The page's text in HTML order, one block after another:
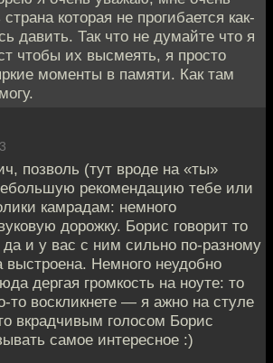
которая не прогибается как-
давить. Так что не думайте что я
чтобы их высмеять, я просто
моменты в памяти. Как там
позволь (тут вроде на «ты»
рекомендацию тебе или
камрадам: немного
дорожку. Борис говорит то
и у вас с ним сильно по-разному
выстроена. Немного неудобно
дергая громкость на ноуте: то
то воскликнете — я ажно на стуле
вкрадчивым голосом Борис
самое интересное :)